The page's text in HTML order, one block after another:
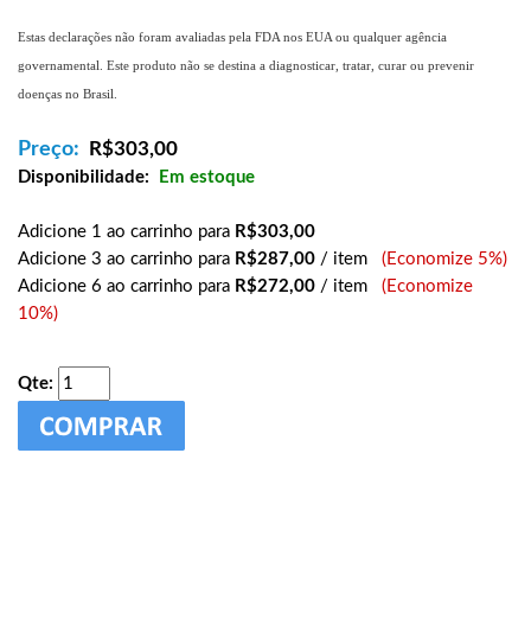
Estas declarações não foram avaliadas pela FDA nos EUA ou qualquer agência
governamental. Este produto não se destina a diagnosticar, tratar, curar ou prevenir
doenças no Brasil.
Preço: R$303,00
Disponibilidade: Em estoque
Adicione 1 ao carrinho para R$303,00
Adicione 3 ao carrinho para R$287,00 / item (Economize 5%)
Adicione 6 ao carrinho para R$272,00 / item (Economize
10%)
Qte: